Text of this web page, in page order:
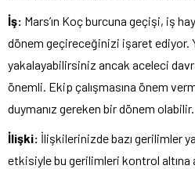
İş: Mars’ın Koç burcuna geçişi, iş
dönem geçireceğinizi işaret ediyor.
yakalayabilirsiniz ancak aceleci
önemli. Ekip çalışmasına önem
duymanız gereken bir dönem olabilir.
İlişki: İlişkilerinizde bazı gerilimler
etkisiyle bu gerilimleri kontrol